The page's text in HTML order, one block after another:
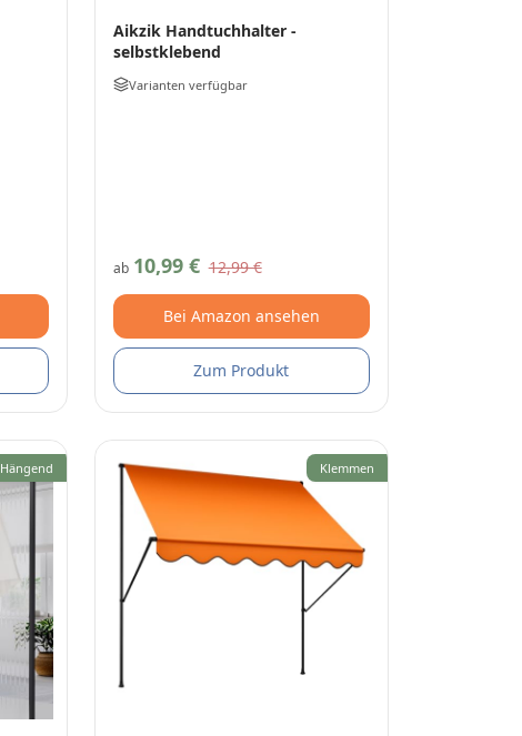
Aikzik Handtuchhalter -
selbstklebend
Varianten verfügbar
ab 10,99 € 12,99 €
Bei Amazon ansehen
Zum Produkt
Hängend Klemmen